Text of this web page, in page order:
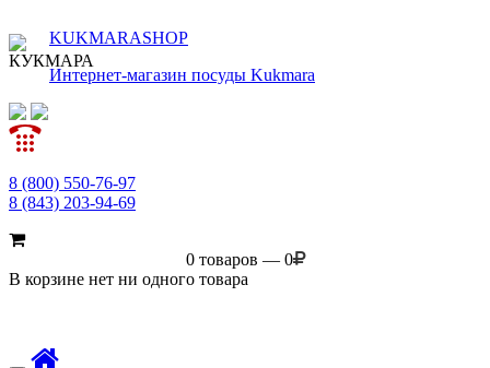
KUKMARASHOP
Интернет-магазин посуды Kukmara
8 (800) 550-76-97
8 (843) 203-94-69
0 товаров — 0
В корзине нет ни одного товара